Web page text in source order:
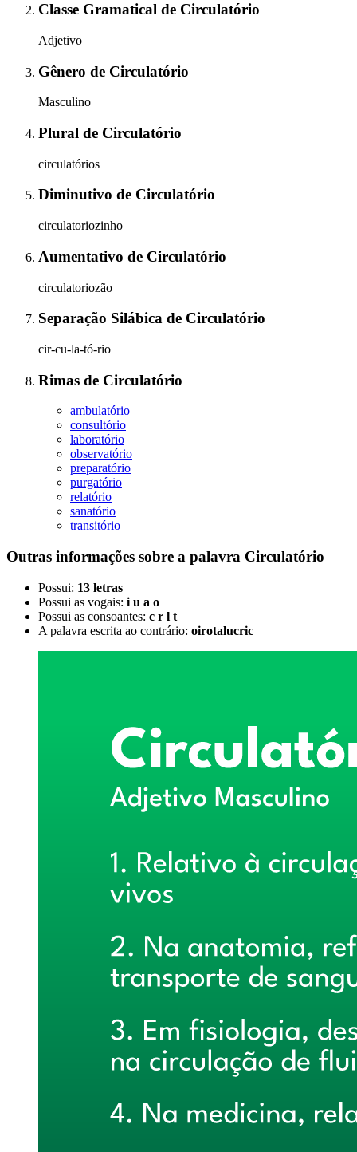
Classe Gramatical de Circulatório
Adjetivo
Gênero de Circulatório
Masculino
Plural de Circulatório
circulatórios
Diminutivo de Circulatório
circulatoriozinho
Aumentativo de Circulatório
circulatoriozão
Separação Silábica de Circulatório
cir-cu-la-tó-rio
Rimas de Circulatório
ambulatório
consultório
laboratório
observatório
preparatório
purgatório
relatório
sanatório
transitório
Outras informações sobre a palavra Circulatório
Possui: 13 letras
Possui as vogais: i u a o
Possui as consoantes: c r l t
A palavra escrita ao contrário: oirotalucric